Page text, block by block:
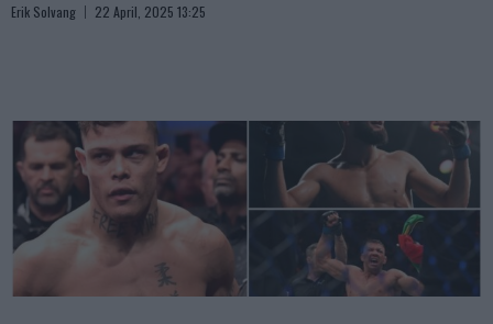
Erik Solvang 22 April, 2025 13:25